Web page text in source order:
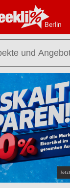
Berlin